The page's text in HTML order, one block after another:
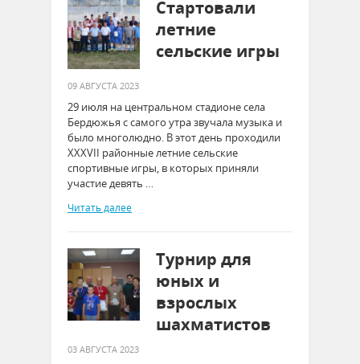
Стартовали
летние
сельские игры
09 АВГУСТА 2023
29 июля на центральном стадионе села
Бердюжья с самого утра звучала музыка и
было многолюдно. В этот день проходили
XXXVII районные летние сельские
спортивные игры, в которых приняли
участие девять …
Читать далее
Турнир для
юных и
взрослых
шахматистов
03 АВГУСТА 2023